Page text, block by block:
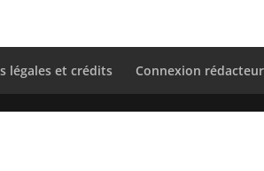
légales et crédits Connexion rédacteur